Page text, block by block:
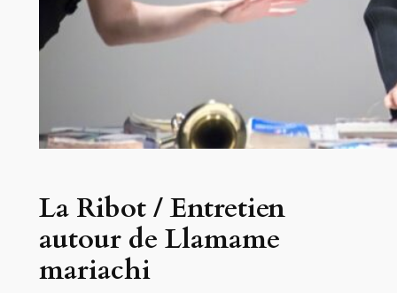
La Ribot / Entretien
autour de Llamame
mariachi